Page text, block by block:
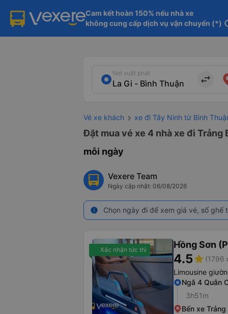
Cam kết hoàn 150% nếu nhà xe
không cung cấp dịch vụ vận chuyển (*)
Nơi xuất phát
import_export
Vé xe khách xe đi Tây Ninh từ Bình
Đặt mua vé xe 4 nhà xe đi
mỗi ngày
Vexere Team
Ngày cập nhật: 06/08/2026
info Chọn ngày đi để xem giá vé, số
Xác nhận tức thì Hồng Sơn
4.5star (1796
Limousine
Ngã 4 Quân
3h51m
Bến xe Trảng